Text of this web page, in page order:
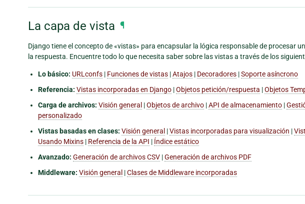
La capa de vista ¶
Django tiene el concepto de «vistas» para encapsular la lógica responsable de procesar
la respuesta. Encuentre todo lo que necesita saber sobre las vistas a través de los
Lo básico: URLconfs | Funciones de vistas |Atajos | Decoradores |Soporte asíncrono
Referencia: Vistas incorporadas en Django |Objetos petición/respuesta |Objetos
Carga de archivos: Visión general |Objetos de archivo |API de almacenamiento |
personalizado
Vistas basadas en clases: Visión general |Vistas incorporadas para visualización |
Usando Mixins | Referencia de la API | Índice estático
Avanzado: Generación de archivos CSV |Generación de archivos PDF
Middleware: Visión general |Clases de Middleware incorporadas